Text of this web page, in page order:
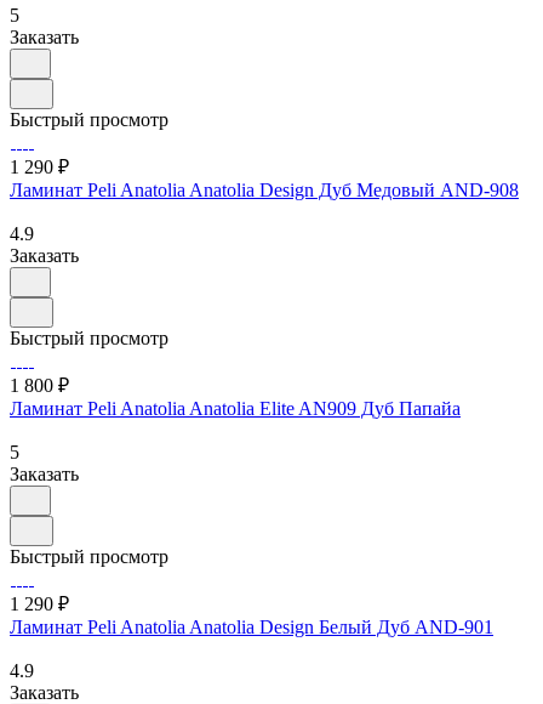
5
Заказать
Быстрый просмотр
1 290 ₽
Ламинат Peli Anatolia Anatolia Design Дуб Медовый AND-908
4.9
Заказать
Быстрый просмотр
1 800 ₽
Ламинат Peli Anatolia Anatolia Elite AN909 Дуб Папайа
5
Заказать
Быстрый просмотр
1 290 ₽
Ламинат Peli Anatolia Anatolia Design Белый Дуб AND-901
4.9
Заказать